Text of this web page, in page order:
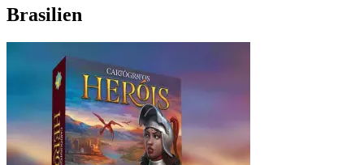
Brasilien